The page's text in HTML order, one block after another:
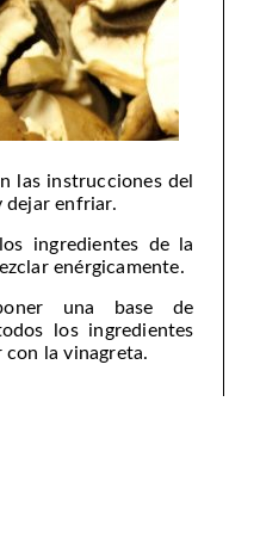
las instrucciones del
dejar enfriar.
ingredientes de la
enérgicamente.
una base de
los ingredientes
con la vinagreta.